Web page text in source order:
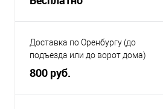
Доставка по Оренбургу (до
подъезда или до ворот дома)
800 руб.